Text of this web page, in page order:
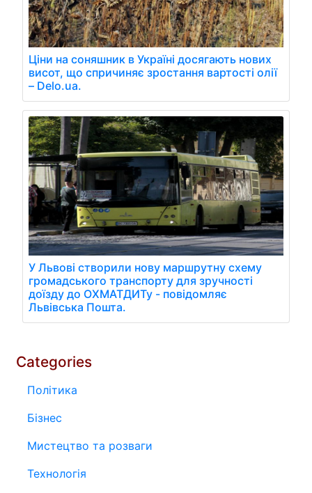
Ціни на соняшник в Україні досягають нових
висот, що спричиняє зростання вартості олії
– Delo.ua.
У Львові створили нову маршрутну схему
громадського транспорту для зручності
доїзду до ОХМАТДИТу - повідомляє
Львівська Пошта.
Categories
Політика
Бізнес
Мистецтво та розваги
Технологія